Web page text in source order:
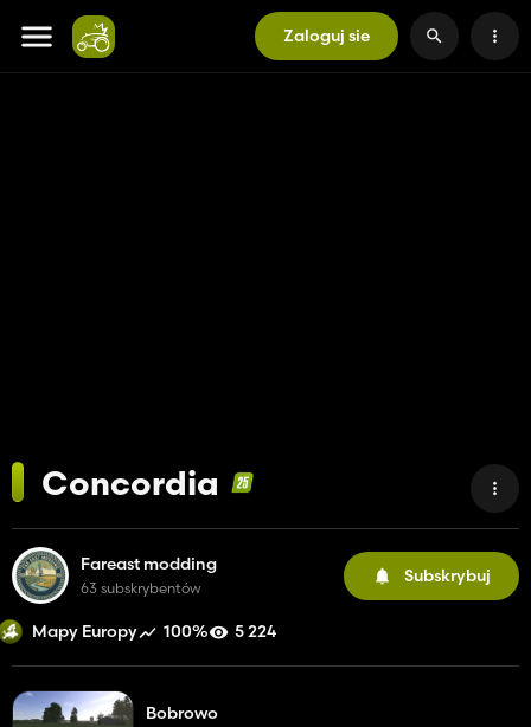
Zaloguj sie
Concordia
Fareast modding
63 subskrybentów
Subskrybuj
Mapy Europy 100% 5 224
Bobrowo